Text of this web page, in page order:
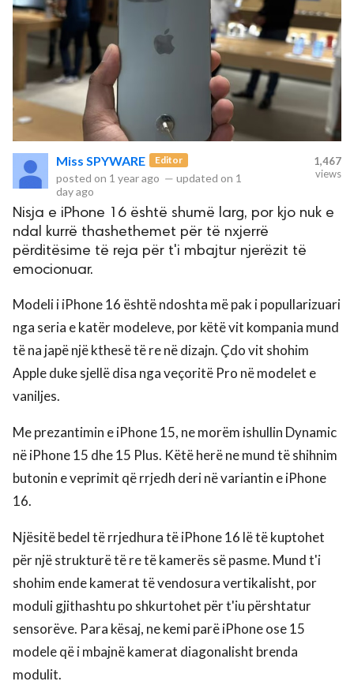
Miss SPYWARE Editor
posted on 1 year ago — updated on 1
day ago
1,467
views
Nisja e iPhone 16 është shumë larg, por kjo nuk e
ndal kurrë thashethemet për të nxjerrë
përditësime të reja për t'i mbajtur njerëzit të
emocionuar.
Modeli i iPhone 16 është ndoshta më pak i popullarizuari
nga seria e katër modeleve, por këtë vit kompania mund
të na japë një kthesë të re në dizajn. Çdo vit shohim
Apple duke sjellë disa nga veçoritë Pro në modelet e
vaniljes.
Me prezantimin e iPhone 15, ne morëm ishullin Dynamic
në iPhone 15 dhe 15 Plus. Këtë herë ne mund të shihnim
butonin e veprimit që rrjedh deri në variantin e iPhone
16.
Njësitë bedel të rrjedhura të iPhone 16 lë të kuptohet
për një strukturë të re të kamerës së pasme. Mund t'i
shohim ende kamerat të vendosura vertikalisht, por
moduli gjithashtu po shkurtohet për t'iu përshtatur
sensorëve. Para kësaj, ne kemi parë iPhone ose 15
modele që i mbajnë kamerat diagonalisht brenda
modulit.